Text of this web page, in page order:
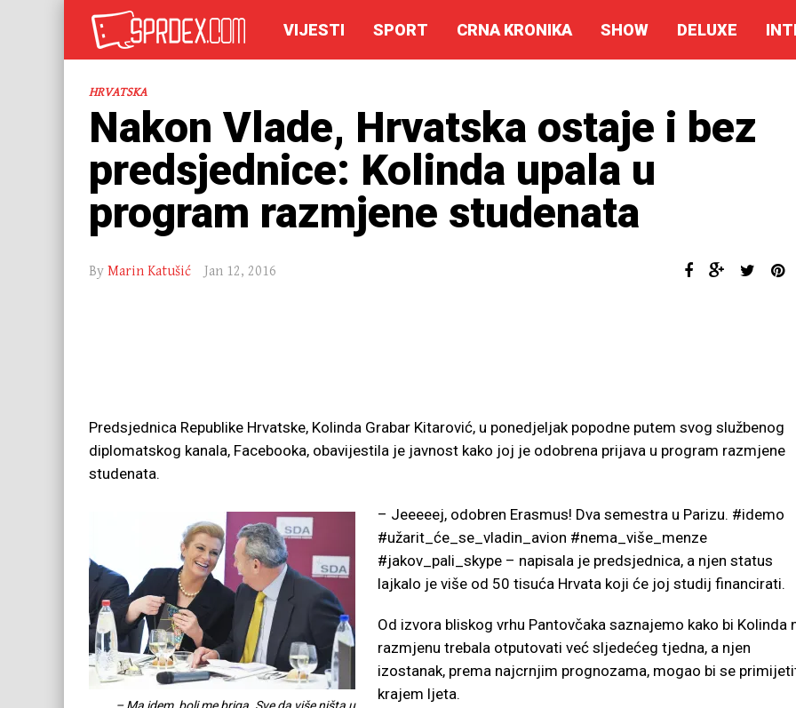
VIJESTI SPORT CRNA KRONIKA SHOW DELUXE
HRVATSKA
Nakon Vlade, Hrvatska ostaje i bez
predsjednice: Kolinda upala u
program razmjene studenata
By Marin Katušić Jan 12, 2016
Predsjednica Republike Hrvatske, Kolinda Grabar Kitarović, u ponedjeljak popodne putem svog službenog
diplomatskog kanala, Facebooka, obavijestila je javnost kako joj je odobrena prijava u program razmjene
studenata.
– Jeeeeej, odobren Erasmus! Dva semestra u Parizu. #idemo
#užarit_će_se_vladin_avion #nema_više_menze
#jakov_pali_skype – napisala je predsjednica, a njen status
lajkalo je više od 50 tisuća Hrvata koji će joj studij financirati.
Od izvora bliskog vrhu Pantovčaka saznajemo kako bi Kolinda
razmjenu trebala otputovati već sljedećeg tjedna, a njen
izostanak, prema najcrnjim prognozama, mogao bi se
krajem ljeta.